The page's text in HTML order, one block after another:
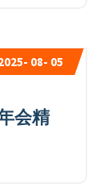
08- 05
会精